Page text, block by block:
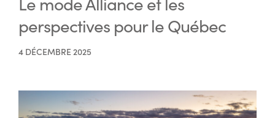
perspectives pour le Québec
4 DÉCEMBRE 2025